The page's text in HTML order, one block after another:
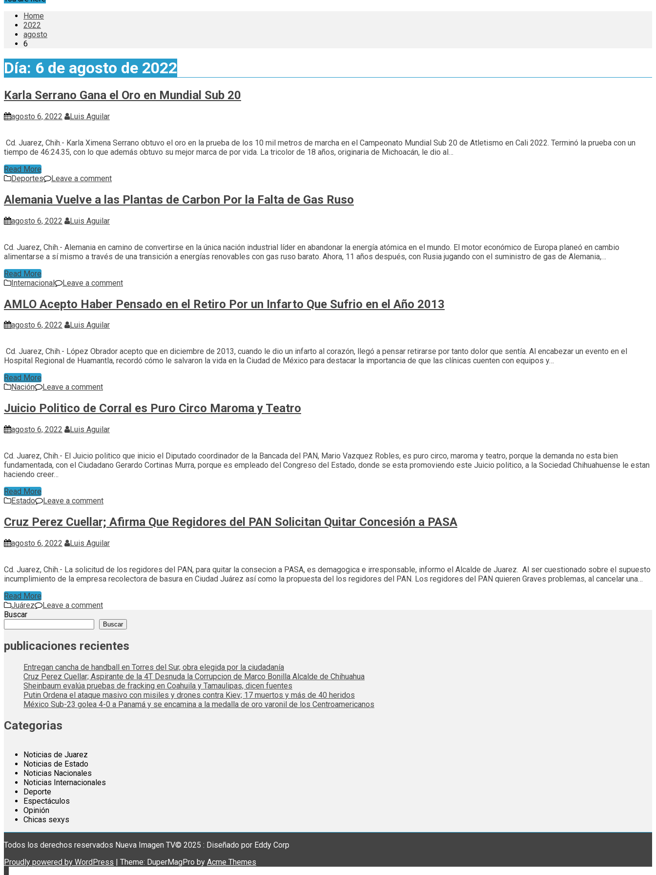
Home
2022
agosto
6
Día: 6 de agosto de 2022
Karla Serrano Gana el Oro en Mundial Sub 20
agosto 6, 2022 Luis Aguilar
Cd. Juarez, Chih.- Karla Ximena Serrano obtuvo el oro en la prueba de los 10 mil metros de marcha en el Campeonato Mundial Sub 20 de Atletismo en Cali 2022. Terminó la prueba con un
tiempo de 46:24.35, con lo que además obtuvo su mejor marca de por vida. La tricolor de 18 años, originaria de Michoacán, le dio al…
Read More
Deportes
Leave a comment
Alemania Vuelve a las Plantas de Carbon Por la Falta de Gas Ruso
agosto 6, 2022 Luis Aguilar
Cd. Juarez, Chih.- Alemania en camino de convertirse en la única nación industrial líder en abandonar la energía atómica en el mundo. El motor económico de Europa planeó en cambio
alimentarse a sí mismo a través de una transición a energías renovables con gas ruso barato. Ahora, 11 años después, con Rusia jugando con el suministro de gas de Alemania,…
Read More
Internacional
Leave a comment
AMLO Acepto Haber Pensado en el Retiro Por un Infarto Que Sufrio en el Año 2013
agosto 6, 2022 Luis Aguilar
Cd. Juarez, Chih.- López Obrador acepto que en diciembre de 2013, cuando le dio un infarto al corazón, llegó a pensar retirarse por tanto dolor que sentía. Al encabezar un evento en el
Hospital Regional de Huamantla, recordó cómo le salvaron la vida en la Ciudad de México para destacar la importancia de que las clínicas cuenten con equipos y…
Read More
Nación
Leave a comment
Juicio Politico de Corral es Puro Circo Maroma y Teatro
agosto 6, 2022 Luis Aguilar
Cd. Juarez, Chih.- El Juicio politico que inicio el Diputado coordinador de la Bancada del PAN, Mario Vazquez Robles, es puro circo, maroma y teatro, porque la demanda no esta bien
fundamentada, con el Ciudadano Gerardo Cortinas Murra, porque es empleado del Congreso del Estado, donde se esta promoviendo este Juicio politico, a la Sociedad Chihuahuense le estan
haciendo creer…
Read More
Estado
Leave a comment
Cruz Perez Cuellar; Afirma Que Regidores del PAN Solicitan Quitar Concesión a PASA
agosto 6, 2022 Luis Aguilar
Cd. Juarez, Chih.- La solicitud de los regidores del PAN, para quitar la consecion a PASA, es demagogica e irresponsable, informo el Alcalde de Juarez. Al ser cuestionado sobre el supuesto
incumplimiento de la empresa recolectora de basura en Ciudad Juárez así como la propuesta del los regidores del PAN. Los regidores del PAN quieren Graves problemas, al cancelar una…
Read More
Juárez
Leave a comment
Buscar
Buscar
publicaciones recientes
Entregan cancha de handball en Torres del Sur, obra elegida por la ciudadanía
Cruz Perez Cuellar; Aspirante de la 4T Desnuda la Corrupcion de Marco Bonilla Alcalde de Chihuahua
Sheinbaum evalúa pruebas de fracking en Coahuila y Tamaulipas, dicen fuentes
Putin Ordena el ataque masivo con misiles y drones contra Kiev; 17 muertos y más de 40 heridos
México Sub-23 golea 4-0 a Panamá y se encamina a la medalla de oro varonil de los Centroamericanos
Categorias
Noticias de Juarez
Noticias de Estado
Noticias Nacionales
Noticias Internacionales
Deporte
Espectáculos
Opinión
Chicas sexys
Todos los derechos reservados Nueva Imagen TV© 2025 : Diseñado por Eddy Corp
Proudly powered by WordPress | Theme: DuperMagPro by Acme Themes